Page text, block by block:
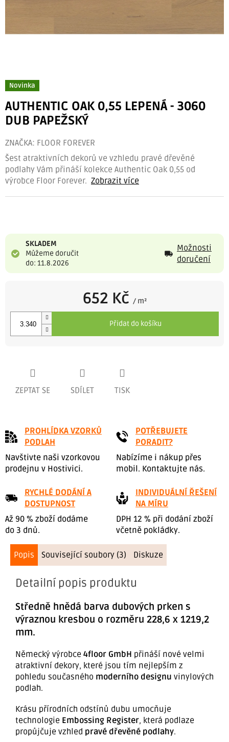
ZNAČKA: FLOOR FOREVER
Novinka
AUTHENTIC OAK 0,55 LEPENÁ - 3060
DUB PAPEŽSKÝ
SKLADEM
Můžeme doručit
do: 11.8.2026
Možnosti
doručení
Šest atraktivních dekorů ve vzhledu pravé dřevěné
podlahy Vám přináší kolekce Authentic Oak 0,55 od
výrobce Floor Forever. Zobrazit více
TISK
ZEPTAT SE SDÍLET
652 Kč / m²
Měrná
Přidat do košíku
PROHLÍDKA VZORKŮ
PODLAH
Navštivte naši vzorkovou
prodejnu v Hostivici.
POTŘEBUJETE
PORADIT?
Nabízíme i nákup přes
mobil. Kontaktujte nás.
RYCHLÉ DODÁNÍ A
DOSTUPNOST
Až 90 % zboží dodáme
do 3 dnů.
INDIVIDUÁLNÍ ŘEŠENÍ
NA MÍRU
DPH 12 % při dodání zboží
včetně pokládky.
Popis Související soubory (3) Diskuze
Detailní popis produktu
Středně hnědá barva dubových prken s
výraznou kresbou o rozměru 228,6 x 1219,2
mm.
Německý výrobce 4floor GmbH přináší nové velmi
atraktivní dekory, které jsou tím nejlepším z
pohledu současného moderního designu vinylových
podlah.
Krásu přírodních odstínů dubu umocňuje
technologie Embossing Register, která podlaze
propůjčuje vzhled pravé dřevěné podlahy.